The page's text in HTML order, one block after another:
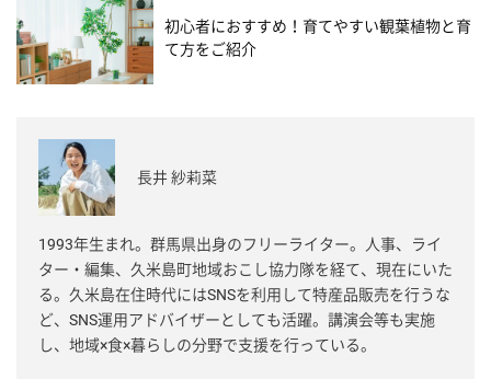
初心者におすすめ！育てやすい観葉植物と育
て方をご紹介
長井 紗莉菜
1993年生まれ。群馬県出身のフリーライター。人事、ライ
ター・編集、久米島町地域おこし協力隊を経て、現在にいた
る。久米島在住時代にはSNSを利用して特産品販売を行うな
ど、SNS運用アドバイザーとしても活躍。講演会等も実施
し、地域×食×暮らしの分野で支援を行っている。